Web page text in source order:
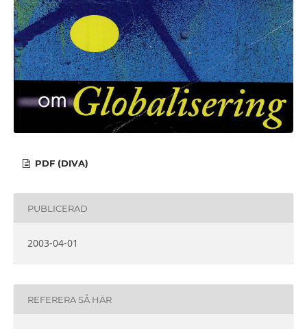
PDF (DIVA)
PUBLICERAD
2003-04-01
REFERERA SÅ HÄR